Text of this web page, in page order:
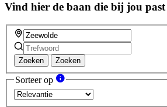
Vind hier de baan die bij jou past
Zoeken Zoeken
Sorteer op